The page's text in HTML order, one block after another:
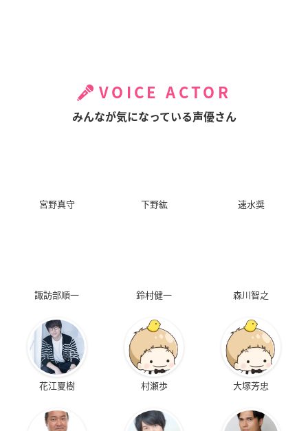
VOICE ACTOR
みんなが気になっている声優さん
宮野真守 下野紘 速水奨
諏訪部順一 鈴村健一 森川智之
花江夏樹 村瀬歩 大塚芳忠